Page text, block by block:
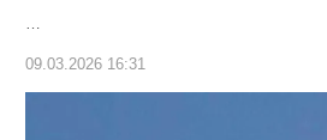
09.03.2026 16:31